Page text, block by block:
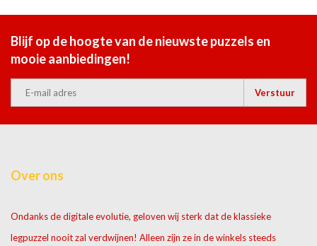
Blijf op de hoogte van de nieuwste puzzels en
mooie aanbiedingen!
Verstuur
Over ons
Ondanks de digitale evolutie, geloven wij sterk dat de klassieke
legpuzzel nooit zal verdwijnen! Alleen zijn ze in de winkels steeds